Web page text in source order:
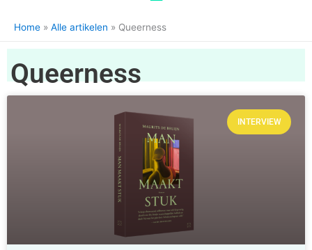
Home Alle artikelen Queerness
Queerness
INTERVIEW